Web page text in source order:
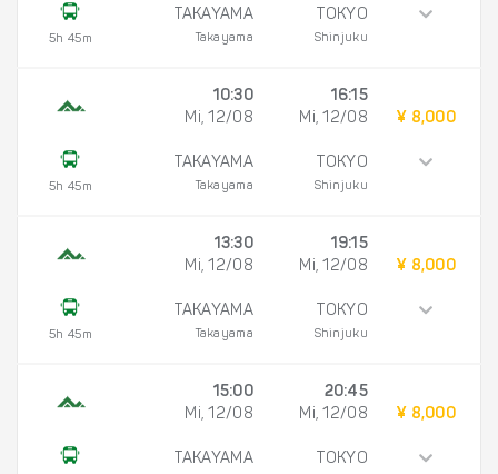
5h 45m
TAKAYAMA
Takayama
TOKYO
Shinjuku
5h 45m
10:30
Mi, 12/08
TAKAYAMA
Takayama
16:15
Mi, 12/08
TOKYO
Shinjuku
¥ 8,000
5h 45m
13:30
Mi, 12/08
TAKAYAMA
Takayama
19:15
Mi, 12/08
TOKYO
Shinjuku
¥ 8,000
15:00
Mi, 12/08
TAKAYAMA
20:45
Mi, 12/08
TOKYO
¥ 8,000